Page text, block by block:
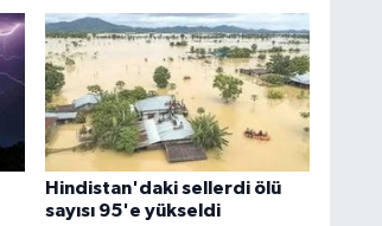
Hindistan'daki sellerdi ölü
sayısı 95'e yükseldi